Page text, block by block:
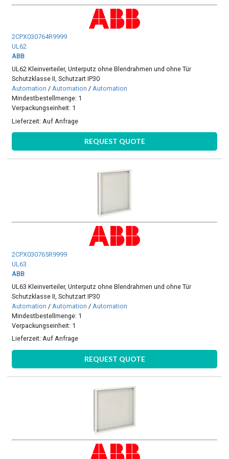
2CPX030764R9999
UL62
ABB
UL62 Kleinverteiler, Unterputz ohne Blendrahmen und ohne Tür
Schutzklasse II, Schutzart IP30
Automation /Automation /Automation
Mindestbestellmenge: 1
Verpackungseinheit: 1
Lieferzeit: Auf Anfrage
REQUEST QUOTE
2CPX030765R9999
UL63
ABB
UL63 Kleinverteiler, Unterputz ohne Blendrahmen und ohne Tür
Schutzklasse II, Schutzart IP30
Automation / Automation / Automation
Mindestbestellmenge: 1
Verpackungseinheit: 1
Lieferzeit:Auf Anfrage
REQUEST QUOTE